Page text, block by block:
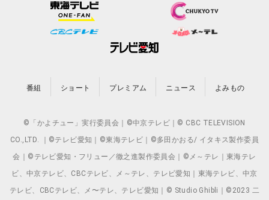
番組 ショート プレミアム ニュース よみもの
©「かよチュー」実行委員会｜©中京テレビ｜© CBC TELEVISION
CO.,LTD. ｜©テレビ愛知｜©東海テレビ｜©多田かおる/ イタキス製作委員
会｜©テレビ愛知・フリュー／徹之進製作委員会｜©メ～テレ｜東海テレ
ビ、中京テレビ、CBCテレビ、メ～テレ、テレビ愛知｜東海テレビ、中京
テレビ、CBCテレビ、メ〜テレ、テレビ愛知｜© Studio Ghibli｜©2023 二